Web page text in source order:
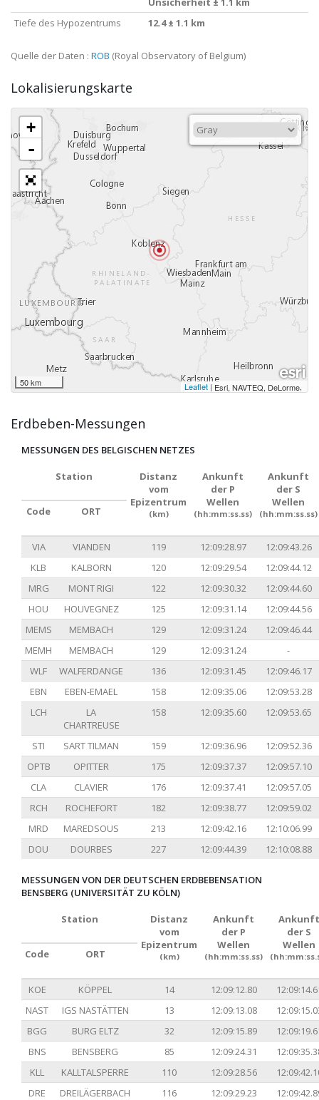
Tiefe des Hypozentrums
12.4 ± 1.1 km
Quelle der Daten : ROB (Royal Observatory of Belgium)
Lokalisierungskarte
+
-
50 km Leaflet | Esri, NAVTEQ, DeLorme,
Erdbeben-Messungen
MESSUNGEN DES BELGISCHEN NETZES
Station
Distanz
vom
Epizentrum
(km)
Ankunft
der P
Wellen
(hh:mm:ss.ss)
Ankunft
der S
Wellen
(hh:mm:ss.ss)
Code ORT
VIA VIANDEN 119 12:09:28.97
12:09:43.26
KLB
KALBORN 120 12:09:29.54
12:09:44.12
MRG
MONT RIGI 122 12:09:30.32
12:09:44.60
HOU
HOUVEGNEZ 125 12:09:31.14
12:09:44.56
MEMS
MEMBACH 129 12:09:31.24
12:09:46.44
MEMH
MEMBACH 129 12:09:31.24
-
WLF
WALFERDANGE 136 12:09:31.45
12:09:46.17
EBN
EBEN-EMAEL 158 12:09:35.06
12:09:53.28
LCH
LA
CHARTREUSE
158 12:09:35.60 12:09:53.65
STI SART TILMAN 159 12:09:36.96
12:09:52.36
OPTB
OPITTER 175 12:09:37.37
12:09:57.10
CLA
CLAVIER 176 12:09:37.41
12:09:57.05
RCH
ROCHEFORT 182 12:09:38.77
12:09:59.02
MRD
MAREDSOUS 213 12:09:42.16
12:10:06.99
DOU
DOURBES 227 12:09:44.39 12:10:08.88
MESSUNGEN VON DER DEUTSCHEN ERDBEBENSATION
BENSBERG (UNIVERSITÄT ZU KÖLN)
Station
Distanz
vom
Epizentrum
(km)
Ankunft
der P
Wellen
(hh:mm:ss.ss)
Ankunft
der S
Wellen
Code ORT
KOE KÖPPEL 14 12:09:12.80
NAST
IGS NASTÄTTEN 13 12:09:13.08
BGG
BURG ELTZ 32 12:09:15.89
BNS
BENSBERG 85 12:09:24.31
KLL
KALLTALSPERRE 110 12:09:28.56
DRE
DREILÄGERBACH 116 12:09:29.23